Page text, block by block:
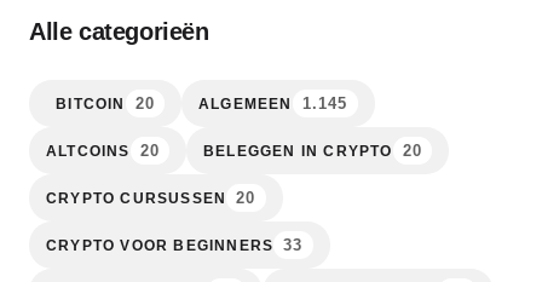
Alle categorieën
BITCOIN 20 ALGEMEEN 1.145
ALTCOINS 20 BELEGGEN IN CRYPTO 20
CRYPTO CURSUSSEN 20
CRYPTO VOOR BEGINNERS 33